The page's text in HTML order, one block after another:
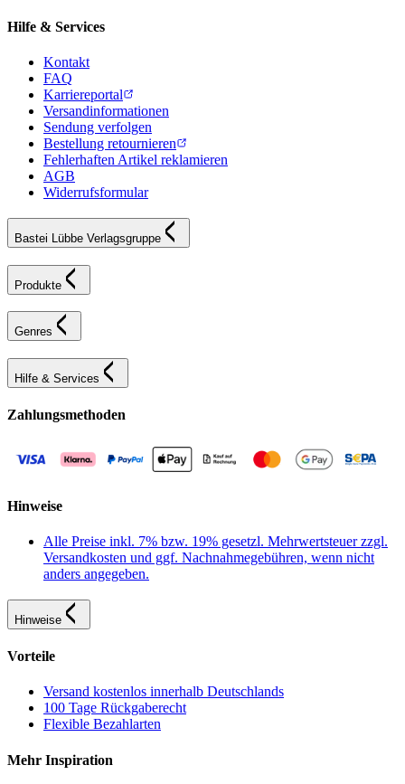
Hilfe & Services
Kontakt
FAQ
Karriereportal
Versandinformationen
Sendung verfolgen
Bestellung retournieren
Fehlerhaften Artikel reklamieren
AGB
Widerrufsformular
Bastei Lübbe Verlagsgruppe
Produkte
Genres
Hilfe & Services
Zahlungsmethoden
Hinweise
Alle Preise inkl. 7% bzw. 19% gesetzl. Mehrwertsteuer zzgl.
Versandkosten und ggf. Nachnahmegebühren, wenn nicht
anders angegeben.
Hinweise
Vorteile
Versand kostenlos innerhalb Deutschlands
100 Tage Rückgaberecht
Flexible Bezahlarten
Mehr Inspiration